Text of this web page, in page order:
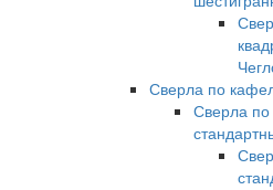
Сверла по
Сверла